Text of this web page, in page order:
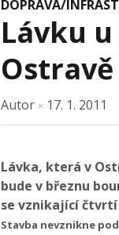
DOPRAVA/
Lávku
Autor × 17. 1. 2011
Lávka, která v
bude v březnu
se vznikající čtvrtí
Stavba nevznikne